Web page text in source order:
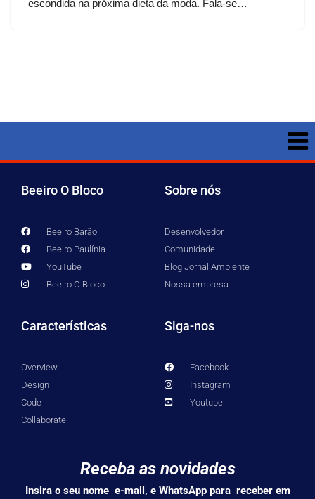
escondida na próxima dieta da moda. Fala-se…
Beeiro O Bloco
Beeiro Barão
Beeiro Paulínia
YouTube
Beeiro O Bloco
Sobre nós
Desenvolvedor
Comunidade
Blog Jornal Ambiente
Nossa empresa
Características
Overview
Design
Code
Collaborate
Siga-nos
Facebook
Instagram
Youtube
Receba as novidades
Insira o seu nome e-mail, e WhatsApp para receber em